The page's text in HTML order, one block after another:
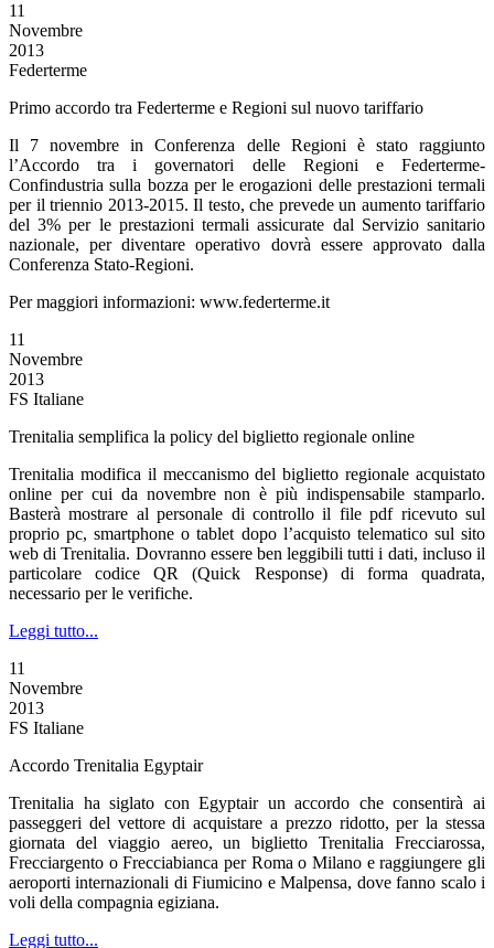
11
Novembre
2013
Federterme
Primo accordo tra Federterme e Regioni sul nuovo tariffario
Il 7 novembre in Conferenza delle Regioni è stato raggiunto
l’Accordo tra i governatori delle Regioni e Federterme-
Confindustria sulla bozza per le erogazioni delle prestazioni termali
per il triennio 2013-2015. Il testo, che prevede un aumento tariffario
del 3% per le prestazioni termali assicurate dal Servizio sanitario
nazionale, per diventare operativo dovrà essere approvato dalla
Conferenza Stato-Regioni.
Per maggiori informazioni: www.federterme.it
11
Novembre
2013
FS Italiane
Trenitalia semplifica la policy del biglietto regionale online
Trenitalia modifica il meccanismo del biglietto regionale acquistato
online per cui da novembre non è più indispensabile stamparlo.
Basterà mostrare al personale di controllo il file pdf ricevuto sul
proprio pc, smartphone o tablet dopo l’acquisto telematico sul sito
web di Trenitalia. Dovranno essere ben leggibili tutti i dati, incluso il
particolare codice QR (Quick Response) di forma quadrata,
necessario per le verifiche.
Leggi tutto...
11
Novembre
2013
FS Italiane
Accordo Trenitalia Egyptair
Trenitalia ha siglato con Egyptair un accordo che consentirà ai
passeggeri del vettore di acquistare a prezzo ridotto, per la stessa
giornata del viaggio aereo, un biglietto Trenitalia Frecciarossa,
Frecciargento o Frecciabianca per Roma o Milano e raggiungere gli
aeroporti internazionali di Fiumicino e Malpensa, dove fanno scalo i
voli della compagnia egiziana.
Leggi tutto...